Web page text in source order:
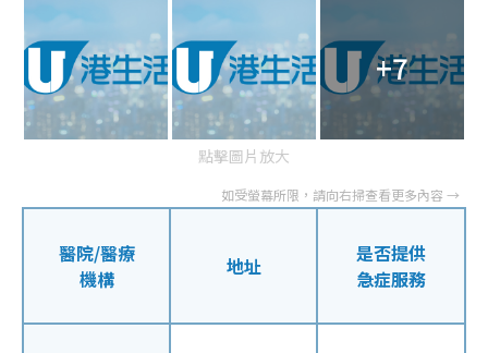
+7
點擊圖片放大
醫院/醫療
機構
地址
是否提供
急症服務